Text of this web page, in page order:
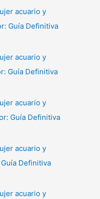
acuario y
Guía Definitiva
acuario y
Guía Definitiva
acuario y
Guía Definitiva
acuario y
Definitiva
acuario y